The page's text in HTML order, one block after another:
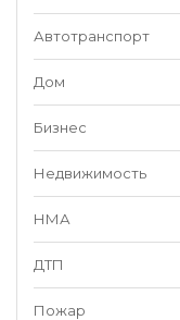
Автотранспорт
Дом
Бизнес
Недвижимость
НМА
ДТП
Пожар